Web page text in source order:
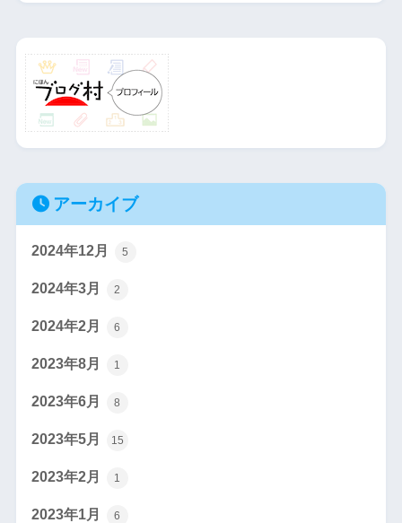
アーカイブ
2024年12月 5
2024年3月 2
2024年2月 6
2023年8月 1
2023年6月 8
2023年5月 15
2023年2月 1
2023年1月 6